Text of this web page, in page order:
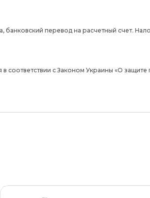
банковский перевод на расчетный счет.
соответствии с Законом Украины «О защите